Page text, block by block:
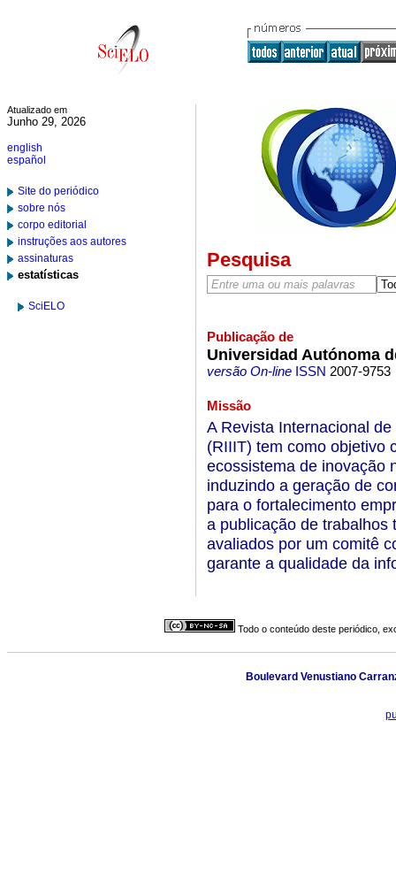
Atualizado em
Junho 29, 2026
english
español
Site do periódico
sobre nós
corpo editorial
instruções aos autores
assinaturas
estatísticas
SciELO
Pesquisa
Publicação de
Universidad Autónoma
versão On-lineISSN 2007-9753
Missão
A Revista Internacional
(RIIIT) tem como objetivo
ecossistema de inovação
induzindo a geração de
para o fortalecimento
a publicação de trabalhos
avaliados por um comitê
garante a qualidade da
Todo o conteúdo deste periódico,
Boulevard Venustiano